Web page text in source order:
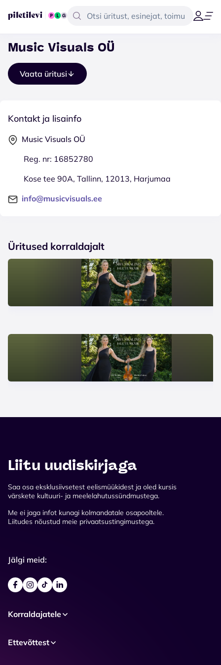
Music Visuals OÜ
Vaata üritusi
Kontakt ja lisainfo
Music Visuals OÜ
Reg. nr: 16852780
Kose tee 90A, Tallinn, 12013, Harjumaa
info@musicvisuals.ee
Üritused korraldajalt
Liitu uudiskirjaga
Saa osa eksklusiivsetest eelismüükidest ja oled kursis
värskete kultuuri- ja meelelahutussündmustega.
Me ei jaga infot kunagi kolmandatale osapooltele.
Liitudes nõustud meie privaatsustingimustega.
Jälgi meid:
Korraldajatele
Ettevõttest